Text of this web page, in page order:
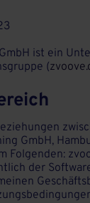
ist ein
(
GmbH,
Folgenden:
der